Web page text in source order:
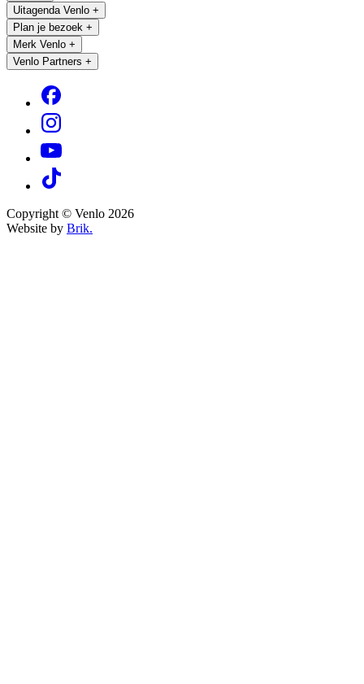
Uitagenda Venlo +
Plan je bezoek +
Merk Venlo +
Venlo Partners +
Copyright © Venlo 2026
Website by Brik.